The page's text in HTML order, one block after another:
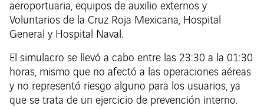
aeroportuaria, equipos de auxilio externos y
Voluntarios de la Cruz Roja Mexicana, Hospital
General y Hospital Naval.
El simulacro se llevó a cabo entre las 23:30 a la 01:30
horas, mismo que no afectó a las operaciones aéreas
y no representó riesgo alguno para los usuarios, ya
que se trata de un ejercicio de prevención interno.